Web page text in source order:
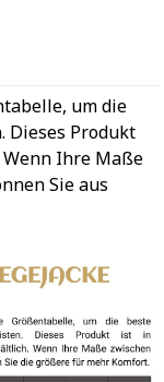
um die
Dieses Produkt
Ihre Maße
Sie aus